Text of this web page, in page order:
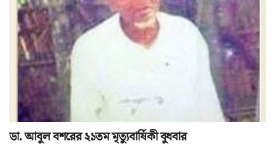
ডা. আবুল বশরের ২১তম মৃত্যুবার্ষিকী বুধবার